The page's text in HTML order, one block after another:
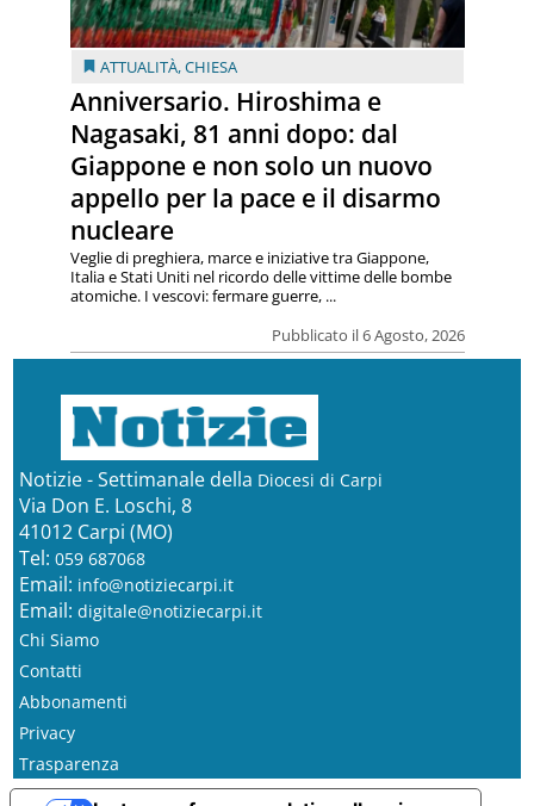
ATTUALITÀ,CHIESA
Anniversario. Hiroshima e
Nagasaki, 81 anni dopo: dal
Giappone e non solo un nuovo
appello per la pace e il disarmo
nucleare
Pubblicato il 6 Agosto, 2026
Veglie di preghiera, marce e iniziative tra Giappone,
Italia e Stati Uniti nel ricordo delle vittime delle bombe
atomiche. I vescovi: fermare guerre, ...
Notizie - Settimanale della Diocesi di Carpi
Via Don E. Loschi, 8
41012 Carpi (MO)
Tel: 059 687068
Email: info@notiziecarpi.it
Email: digitale@notiziecarpi.it
Chi Siamo
Contatti
Abbonamenti
Privacy
Trasparenza